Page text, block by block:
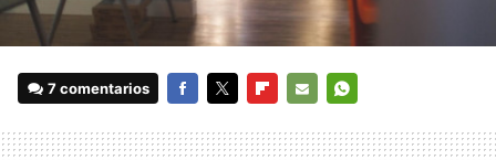
7 comentarios
MAIL